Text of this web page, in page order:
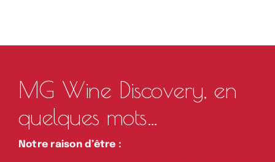
MG Wine Discovery, en
quelques mots…
Notre raison d’être :